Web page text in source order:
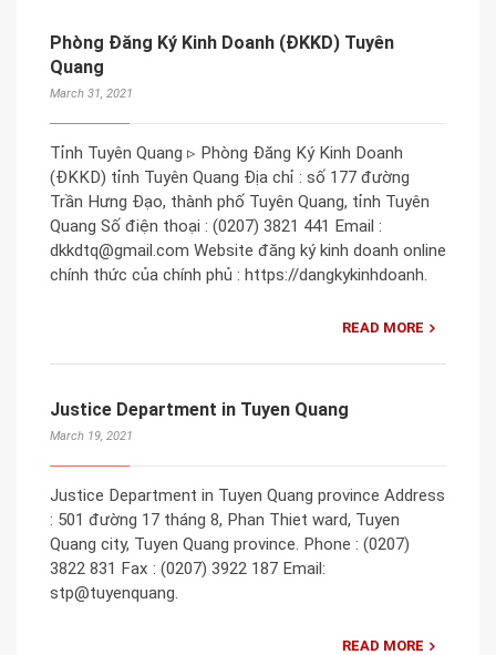
Phòng Đăng Ký Kinh Doanh (ĐKKD) Tuyên
Quang
March 31, 2021
Tỉnh Tuyên Quang ▹ Phòng Đăng Ký Kinh Doanh
(ĐKKD) tỉnh Tuyên Quang Địa chỉ : số 177 đường
Trần Hưng Đạo, thành phố Tuyên Quang, tỉnh Tuyên
Quang Số điện thoại : (0207) 3821 441 Email :
dkkdtq@gmail.com Website đăng ký kinh doanh online
chính thức của chính phủ : https://dangkykinhdoanh.
READ MORE
Justice Department in Tuyen Quang
March 19, 2021
Justice Department in Tuyen Quang province Address
: 501 đường 17 tháng 8, Phan Thiet ward, Tuyen
Quang city, Tuyen Quang province. Phone : (0207)
3822 831 Fax : (0207) 3922 187 Email:
stp@tuyenquang.
READ MORE